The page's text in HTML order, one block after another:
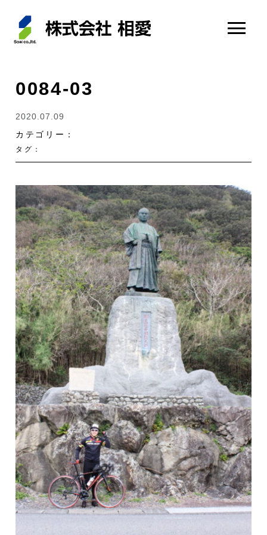
0084-03
2020.07.09
カテゴリー：
タグ：